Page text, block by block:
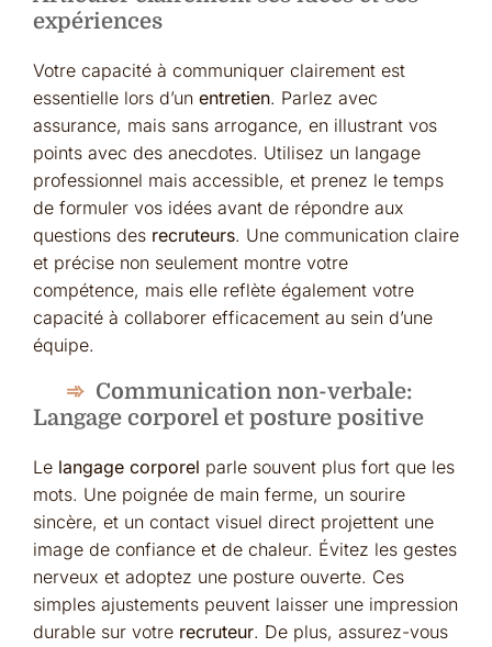
expériences
Votre capacité à communiquer clairement est
essentielle lors d’un entretien. Parlez avec
assurance, mais sans arrogance, en illustrant vos
points avec des anecdotes. Utilisez un langage
professionnel mais accessible, et prenez le temps
de formuler vos idées avant de répondre aux
questions des recruteurs. Une communication claire
et précise non seulement montre votre
compétence, mais elle reflète également votre
capacité à collaborer efficacement au sein d’une
équipe.
Communication non-verbale:
Langage corporel et posture positive
Le langage corporel parle souvent plus fort que les
mots. Une poignée de main ferme, un sourire
sincère, et un contact visuel direct projettent une
image de confiance et de chaleur. Évitez les gestes
nerveux et adoptez une posture ouverte. Ces
simples ajustements peuvent laisser une impression
durable sur votre recruteur. De plus, assurez-vous